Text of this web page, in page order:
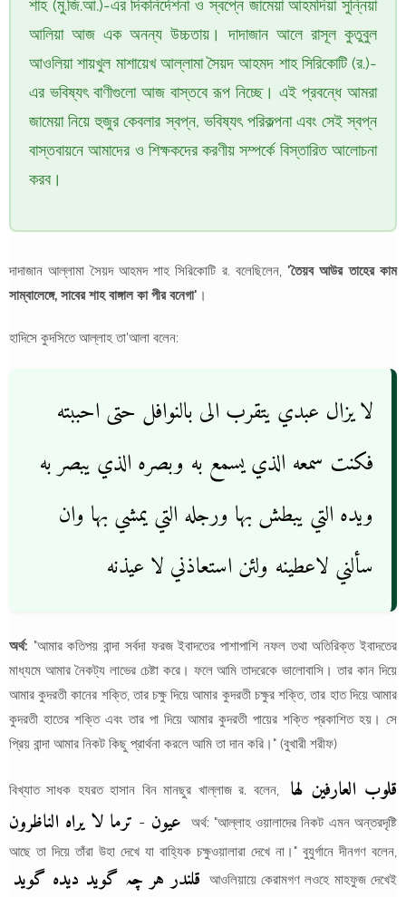
শাহ (মু.জি.আ.)-এর দিকনির্দেশনা ও স্বপ্নে জামেয়া আহমদিয়া সুন্নিয়া
আলিয়া আজ এক অনন্য উচ্চতায়। দাদাজান আলে রাসূল কুতুবুল
আওলিয়া শায়খুল মাশায়েখ আল্লামা সৈয়দ আহমদ শাহ সিরিকোটি (র.)-
এর ভবিষ্যৎ বাণীগুলো আজ বাস্তবে রূপ নিচ্ছে। এই প্রবন্ধে আমরা
জামেয়া নিয়ে হুজুর কেবলার স্বপ্ন, ভবিষ্যৎ পরিকল্পনা এবং সেই স্বপ্ন
বাস্তবায়নে আমাদের ও শিক্ষকদের করণীয় সম্পর্কে বিস্তারিত আলোচনা
করব।
দাদাজান আল্লামা সৈয়দ আহমদ শাহ সিরিকোটি র. বলেছিলেন, 'তৈয়ব আউর তাহের কাম
সাম্বালেঙ্গে, সাবের শাহ বাঙ্গাল কা পীর বনেগা' ।
হাদিসে কুদসিতে আল্লাহ তা'আলা বলেন:
لا يزال عبدي يتقرب الى بالنوافل حتى احببته
فكنت سمعه الذي يسمع به وبصره الذي يبصر به
ويده التي يبطش بها ورجله التي يمشي بها وان
سألني لاعطينه ولئن استعاذني لا عيذنه
অর্থ: "আমার কতিপয় বান্দা সর্বদা ফরজ ইবাদতের পাশাপাশি নফল তথা অতিরিক্ত ইবাদতের
মাধ্যমে আমার নৈকট্য লাভের চেষ্টা করে। ফলে আমি তাদরেকে ভালোবাসি। তার কান দিয়ে
আমার কুদরতী কানের শক্তি, তার চক্ষু দিয়ে আমার কুদরতী চক্ষুর শক্তি, তার হাত দিয়ে আমার
কুদরতী হাতের শক্তি এবং তার পা দিয়ে আমার কুদরতী পায়ের শক্তি প্রকাশিত হয়। সে
প্রিয় বান্দা আমার নিকট কিছু প্রার্থনা করলে আমি তা দান করি।" (বুখারী শরীফ)
বিখ্যাত সাধক হযরত হাসান বিন মানছুর খাল্লাজ র. বলেন,
قلوب العارفين لها
عيون - ترما لا يراه الناظرون
অর্থ: "আল্লাহ ওয়ালাদের নিকট এমন অন্তরদৃষ্টি
আছে তা দিয়ে তাঁরা উহা দেখে যা বাহ্যিক চক্ষুওয়ালারা দেখে না।" বুযুর্গানে দীনগণ বলেন,
قلندر ہر چہ گوید دیده گوید
আওলিয়ায়ে কেরামগণ লওহে মাহফুজ দেখেই